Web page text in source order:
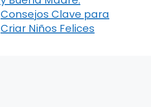
Consejos Clave para
Criar Niños Felices